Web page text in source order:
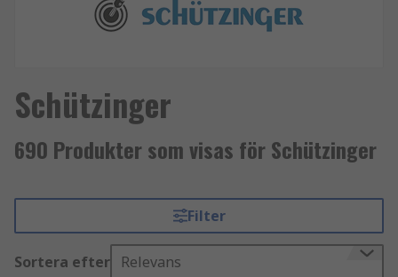
Schützinger
690 Produkter som visas för Schützinger
Filter
Sortera efter Relevans